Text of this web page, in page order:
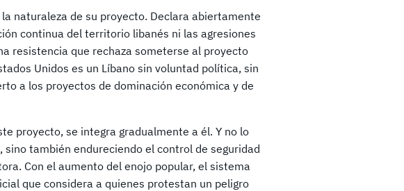
naturaleza de su proyecto. Declara abiertamente
continua del territorio libanés ni las agresiones
resistencia que rechaza someterse al proyecto
Unidos es un Líbano sin voluntad política, sin
a los proyectos de dominación económica y de
proyecto, se integra gradualmente a él. Y no lo
también endureciendo el control de seguridad
Con el aumento del enojo popular, el sistema
que considera a quienes protestan un peligro